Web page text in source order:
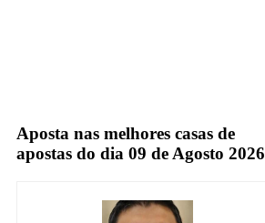
Aposta nas melhores casas de
apostas do dia 09 de Agosto 2026